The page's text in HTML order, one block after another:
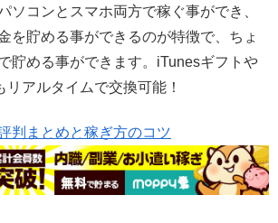
ソコンとスマホ両方で稼ぐ事ができ、
を貯める事ができるのが特徴で、ちょ
貯める事ができます。iTunesギフトや
アルタイムで交換可能！
判まとめと稼ぎ方のコツ